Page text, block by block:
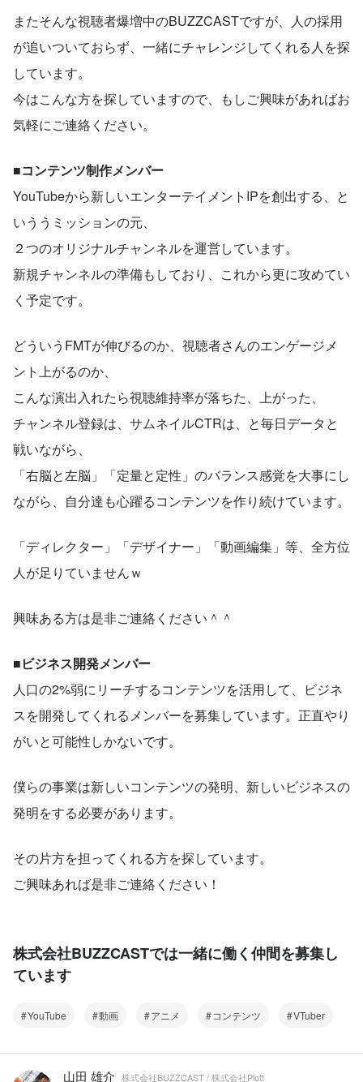
またそんな視聴者爆増中のBUZZCASTですが、人の採用
が追いついておらず、一緒にチャレンジしてくれる人を探
しています。
今はこんな方を探していますので、もしご興味があればお
気軽にご連絡ください。
■コンテンツ制作メンバー
YouTubeから新しいエンターテイメントIPを創出する、と
いううミッションの元、
２つのオリジナルチャンネルを運営しています。
新規チャンネルの準備もしており、これから更に攻めてい
く予定です。
どういうFMTが伸びるのか、視聴者さんのエンゲージメ
ント上がるのか、
こんな演出入れたら視聴維持率が落ちた、上がった、
チャンネル登録は、サムネイルCTRは、と毎日データと
戦いながら、
「右脳と左脳」「定量と定性」のバランス感覚を大事にし
ながら、自分達も心躍るコンテンツを作り続けています。
「ディレクター」「デザイナー」「動画編集」等、全方位
人が足りていませんｗ
興味ある方は是非ご連絡ください＾＾
■ビジネス開発メンバー
人口の2%弱にリーチするコンテンツを活用して、ビジネ
スを開発してくれるメンバーを募集しています。正直やり
がいと可能性しかないです。
僕らの事業は新しいコンテンツの発明、新しいビジネスの
発明をする必要があります。
その片方を担ってくれる方を探しています。
ご興味あれば是非ご連絡ください！
株式会社BUZZCASTでは一緒に働く仲間を募集し
ています
YouTube 動画 アニメ コンテンツ VTuber
山田 雄介 株式会社BUZZCAST / 株式会社Plott